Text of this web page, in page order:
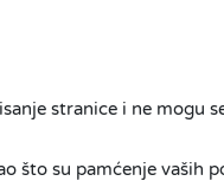
gas i gasne
te zemnih
stranice i ne mogu
što su pamćenje vaših